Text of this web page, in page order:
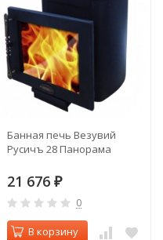
Банная печь Везувий
Русичъ 28 Панорама
21 676 ₽
0
В корзину